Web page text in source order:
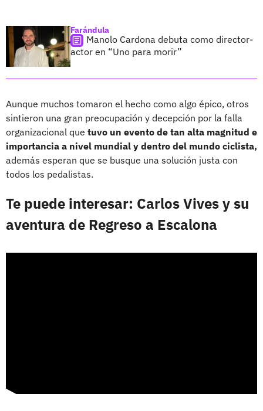
Farándula
Manolo Cardona debuta como director-
actor en “Uno para morir”
Aunque muchos tomaron el hecho como algo épico, otros
sintieron una gran preocupación y decepción por la falla
organizacional que tuvo un evento de tan alta magnitud e
importancia a nivel mundial y dentro del mundo ciclista,
además esperan que se busque una solución justa con
todos los pedalistas.
Te puede interesar: Carlos Vives y su
aventura de Regreso a Escalona